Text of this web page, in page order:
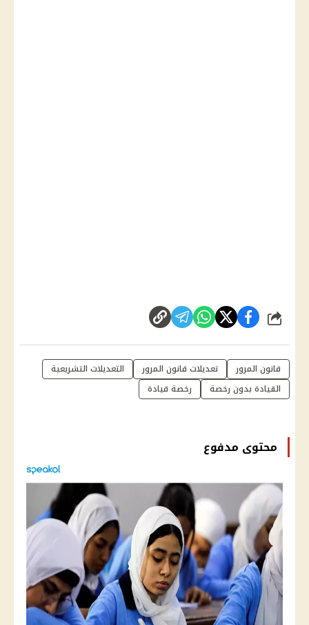
شارك
قانون المرور تعديلات قانون المرور
التعديلات التشريعية
القيادة بدون رخصة
رخصة قيادة
محتوى مدفوع